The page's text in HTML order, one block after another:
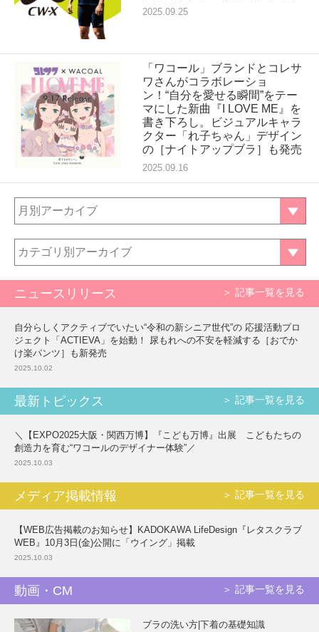
2025.09.25
「ワコール」ブランドとコレサ
ワさんがコラボレーショ
ン！“自分を愛せる瞬間”をテー
マにした新曲『I LOVE ME』を
書き下ろし。ビジュアルキャラ
クター「れ子ちゃん」デザイン
の［ナイトアップブラ］も発売
2025.09.16
月別アーカイブ
カテゴリ別アーカイブ
ニュースリリース ＞ 記事一覧を見る
自分らしくアクティブでいたい“令和の新シニア世代”の 応援活動プロ
ジェクト「ACTIEVA」を始動！ 尿もれへの不安を軽減する［おでか
け楽パンツ］も新発売
2025.10.02
最新トピックス ＞ 記事一覧を見る
＼【EXPO2025大阪・関西万博】『こども万博』出展 こどもたちの
創造力を育む“ワコールのデザイナー体験”／
2025.10.03
メディア掲載情報 ＞ 記事一覧を見る
【WEB広告掲載のお知らせ】KADOKAWA LifeDesign『レタスクラブ
WEB』10月3日(金)公開に「ウイング」掲載
2025.10.03
動画・CM ＞ 記事一覧を見る
ブラの洗い方|下着の基礎知識